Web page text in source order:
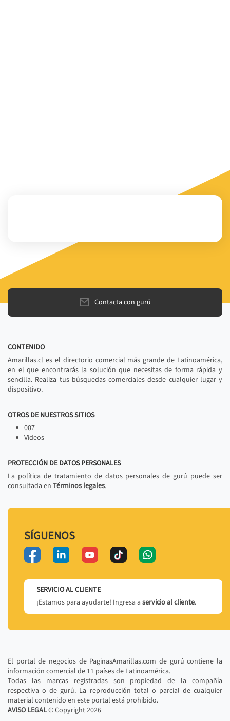
Contacta con gurú
CONTENIDO
Amarillas.cl es el directorio comercial más grande de Latinoamérica,
en el que encontrarás la solución que necesitas de forma rápida y
sencilla. Realiza tus búsquedas comerciales desde cualquier lugar y
dispositivo.
OTROS DE NUESTROS SITIOS
007
Videos
PROTECCIÓN DE DATOS PERSONALES
La política de tratamiento de datos personales de gurú puede ser
consultada en Términos legales.
SÍGUENOS
SERVICIO AL CLIENTE
¡Estamos para ayudarte! Ingresa a servicio al cliente.
El portal de negocios de PaginasAmarillas.com de gurú contiene la
información comercial de 11 países de Latinoamérica.
Todas las marcas registradas son propiedad de la compañía
respectiva o de gurú. La reproducción total o parcial de cualquier
material contenido en este portal está prohibido.
AVISO LEGAL© Copyright2026